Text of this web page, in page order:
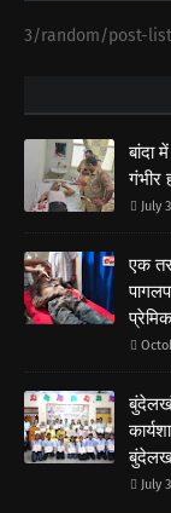
3/random/post-list
बांदा
गंभीर
July
एक
July